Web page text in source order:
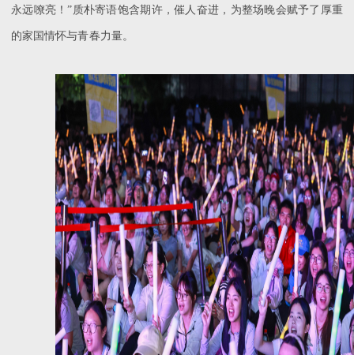
永远嘹亮！”质朴寄语饱含期许，催人奋进，为整场晚会赋予了厚重
的家国情怀与青春力量。